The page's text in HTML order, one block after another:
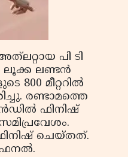
പി ടി
ലൂക്ക ലണ്ടന്‍
800 മീറ്ററില്‍
രണ്ടാമത്തെ
ഫിനിഷ്
ഫിനിഷ് ചെയ്‌തത്.